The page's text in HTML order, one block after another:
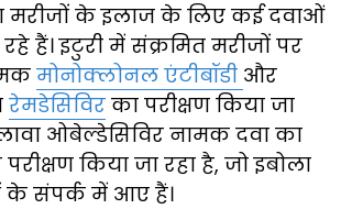
मरीजों के इलाज के लिए कई दवाओं
हैं। इटुरी में संक्रमित मरीजों पर
मोनोक्लोनल एंटीबॉडी और
रेमडेसिविर का परीक्षण किया जा
ओबेल्डेसिविर नामक दवा का
किया जा रहा है, जो इबोला
के संपर्क में आए हैं।